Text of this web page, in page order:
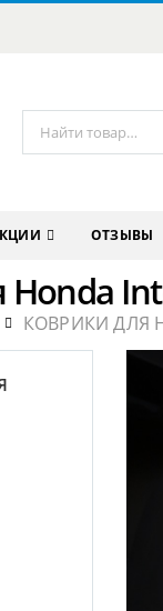
ОТЗЫВЫ
КОВРИКИ ДЛЯ